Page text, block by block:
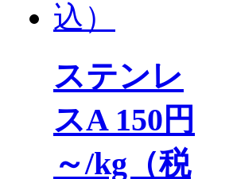
ステンレ
スA 150円
～/kg（税